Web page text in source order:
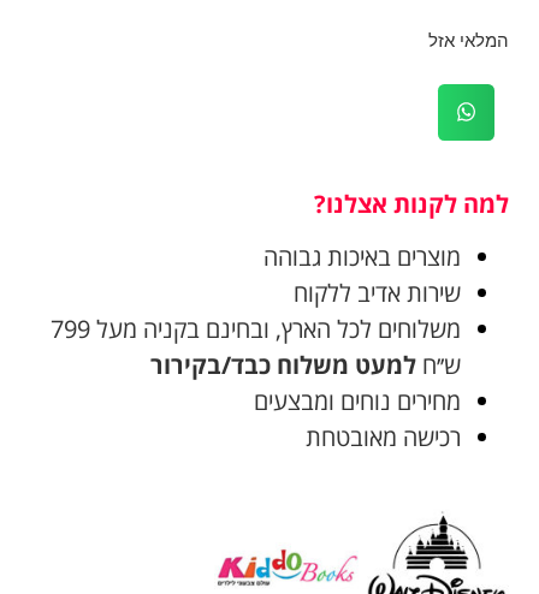
המלאי אזל
למה לקנות אצלנו?
מוצרים באיכות גבוהה
שירות אדיב ללקוח
משלוחים לכל הארץ, ובחינם בקניה מעל 799
ש׳׳ח למעט משלוח כבד/בקירור
מחירים נוחים ומבצעים
רכישה מאובטחת